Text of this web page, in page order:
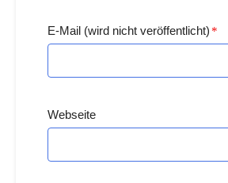
E-Mail (wird nicht veröffentlicht) *
Webseite